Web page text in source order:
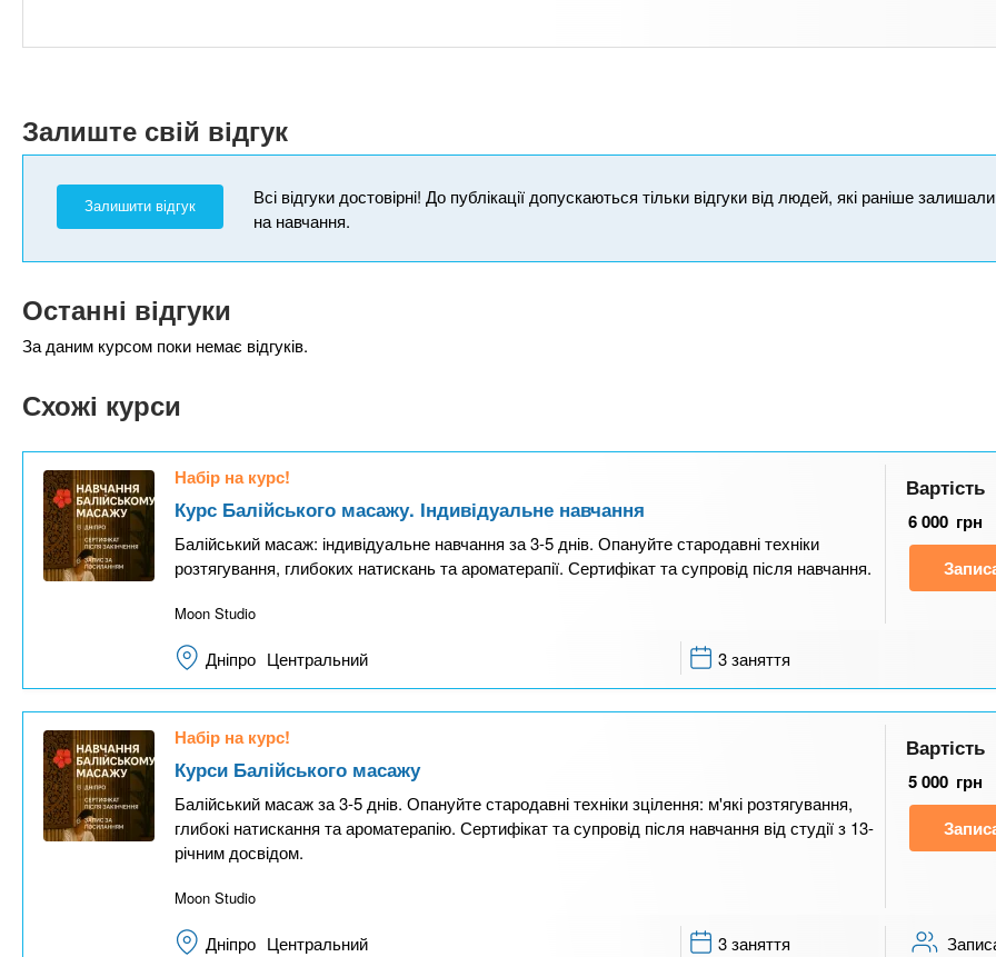
Залиште свій відгук
Залишити відгук
Всі відгуки достовірні! До публікації допускаються тільки відгуки від людей, які раніше
на навчання.
Останні відгуки
За даним курсом поки немає відгуків.
Схожі курси
Набір на курс!
Курс Балійського масажу. Індивідуальне навчання
Балійський масаж: індивідуальне навчання за 3-5 днів. Опануйте стародавні техніки
розтягування, глибоких натискань та ароматерапії. Сертифікат та супровід після навчання.
Moon Studio
Вартість
6 000 грн
Дніпро Центральний 3 заняття
Набір на курс!
Курси Балійського масажу
Балійський масаж за 3-5 днів. Опануйте стародавні техніки зцілення: м'які розтягування,
глибокі натискання та ароматерапію. Сертифікат та супровід після навчання від студії з 13-
річним досвідом.
Moon Studio
Вартість
5 000 грн
Дніпро Центральний 3 заняття